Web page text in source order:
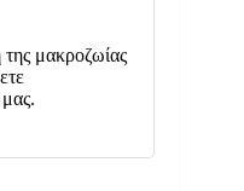
της μακροζωίας